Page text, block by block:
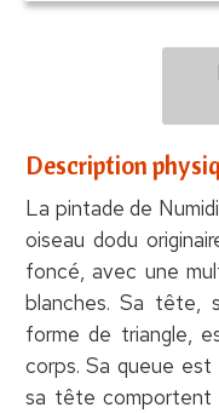
Description
La pintade de
oiseau dodu
foncé, avec une
blanches. Sa tête,
forme de triangle,
corps. Sa queue
sa tête comportent